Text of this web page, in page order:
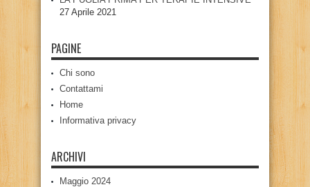
27 Aprile 2021
PAGINE
Chi sono
Contattami
Home
Informativa privacy
ARCHIVI
Maggio 2024